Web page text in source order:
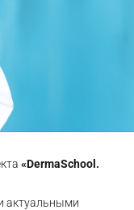
«DermaSchool.
актуальными